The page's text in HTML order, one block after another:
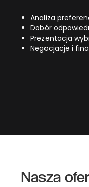
Analiza
Dobór
Prezentacja
Negocjacje i
Nasza